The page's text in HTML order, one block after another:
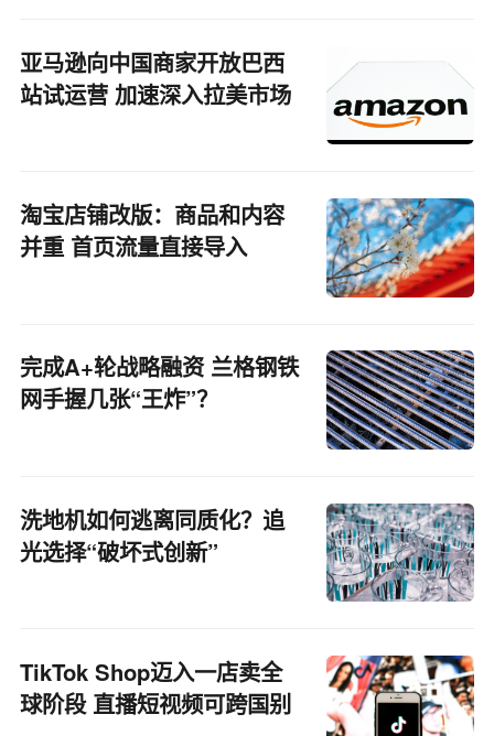
亚马逊向中国商家开放巴西
站试运营 加速深入拉美市场
淘宝店铺改版：商品和内容
并重 首页流量直接导入
完成A+轮战略融资 兰格钢铁
网手握几张“王炸”？
洗地机如何逃离同质化？追
光选择“破坏式创新”
TikTok Shop迈入一店卖全
球阶段 直播短视频可跨国别